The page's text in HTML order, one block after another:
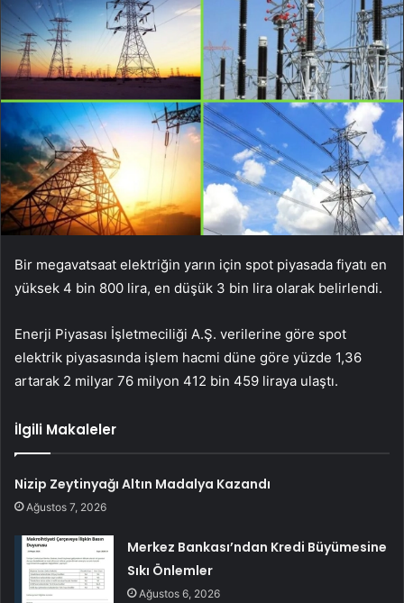
Bir megavatsaat elektriğin yarın için spot piyasada fiyatı en
yüksek 4 bin 800 lira, en düşük 3 bin lira olarak belirlendi.
Enerji Piyasası İşletmeciliği A.Ş. verilerine göre spot
elektrik piyasasında işlem hacmi düne göre yüzde 1,36
artarak 2 milyar 76 milyon 412 bin 459 liraya ulaştı.
İlgili Makaleler
Nizip Zeytinyağı Altın Madalya Kazandı
Ağustos 7, 2026
Merkez Bankası’ndan Kredi Büyümesine
Sıkı Önlemler
Ağustos 6, 2026